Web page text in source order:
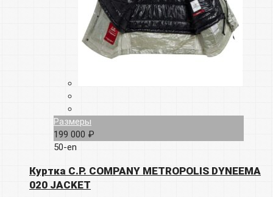
Размеры
199 000 ₽
50-en
Куртка C.P. COMPANY METROPOLIS DYNEEMA
020 JACKET